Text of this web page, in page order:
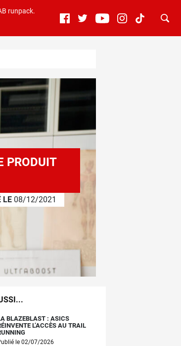
runpack.
PRODUIT
LE 08/12/2021
BLAZEBLAST : ASICS
L’ACCÈS AU TRAIL
le 02/07/2026